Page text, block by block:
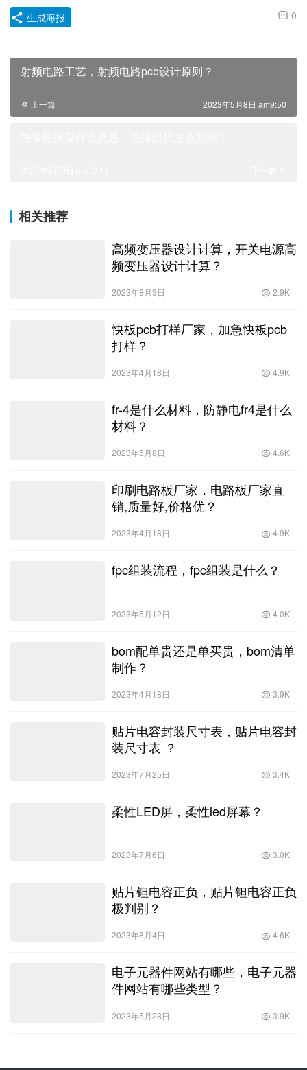
0
生成海报
射频电路工艺，射频电路pcb设计原则？
上一篇 2023年5月8日 am9:50
相关推荐
高频变压器设计计算，开关电源高
频变压器设计计算？
2023年8月3日 2.9K
快板pcb打样厂家，加急快板pcb
打样？
2023年4月18日 4.9K
fr-4是什么材料，防静电fr4是什么
材料？
2023年5月8日 4.6K
印刷电路板厂家，电路板厂家直
销,质量好,价格优？
2023年4月18日 4.9K
fpc组装流程，fpc组装是什么？
2023年5月12日 4.0K
bom配单贵还是单买贵，bom清单
制作？
2023年4月18日 3.9K
贴片电容封装尺寸表，贴片电容封
装尺寸表 ？
2023年7月25日 3.4K
柔性LED屏，柔性led屏幕？
2023年7月6日 3.0K
贴片钽电容正负，贴片钽电容正负
极判别？
2023年8月4日 4.6K
电子元器件网站有哪些，电子元器
件网站有哪些类型？
2023年5月28日 3.9K